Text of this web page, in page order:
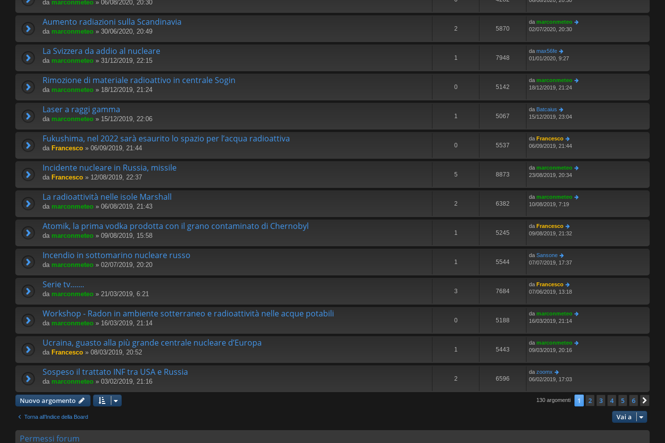
da marconmeteo » 06/08/2020, 20:30
Aumento radiazioni sulla Scandinavia
da marconmeteo » 30/06/2020, 20:49 2 5870
da marconmeteo
02/07/2020, 20:30
La Svizzera da addio al nucleare
da marconmeteo » 31/12/2019, 22:15 1 7948
da max56fe
01/01/2020, 9:27
Rimozione di materiale radioattivo in centrale Sogin
da marconmeteo » 18/12/2019, 21:24 0 5142
da marconmeteo
18/12/2019, 21:24
Laser a raggi gamma
da marconmeteo » 15/12/2019, 22:06 1 5067
da Batcaius
15/12/2019, 23:04
Fukushima, nel 2022 sarà esaurito lo spazio per l’acqua radioattiva
da Francesco » 06/09/2019, 21:44 0 5537
da Francesco
06/09/2019, 21:44
Incidente nucleare in Russia, missile
da Francesco » 12/08/2019, 22:37 5 8873
da marconmeteo
23/08/2019, 20:34
La radioattività nelle isole Marshall
da marconmeteo » 06/08/2019, 21:43 2 6382
da marconmeteo
10/08/2019, 7:19
Atomik, la prima vodka prodotta con il grano contaminato di Chernobyl
da marconmeteo » 09/08/2019, 15:58 1 5245
da Francesco
09/08/2019, 21:32
Incendio in sottomarino nucleare russo
da marconmeteo » 02/07/2019, 20:20 1 5544
da Sansone
07/07/2019, 17:37
Serie tv.......
da marconmeteo » 21/03/2019, 6:21 3 7684
da Francesco
07/06/2019, 13:18
Workshop - Radon in ambiente sotterraneo e radioattività nelle acque potabili
da marconmeteo » 16/03/2019, 21:14 0 5188
da marconmeteo
16/03/2019, 21:14
Ucraina, guasto alla più grande centrale nucleare d’Europa
da Francesco » 08/03/2019, 20:52 1 5443
da marconmeteo
09/03/2019, 20:16
Sospeso il trattato INF tra USA e Russia
da marconmeteo » 03/02/2019, 21:16 2 6596
da zoomx
06/02/2019, 17:03
Nuovo argomento 130 argomenti 1 2 3 4 5 6
Torna all’Indice della Board Vai a
Permessi forum